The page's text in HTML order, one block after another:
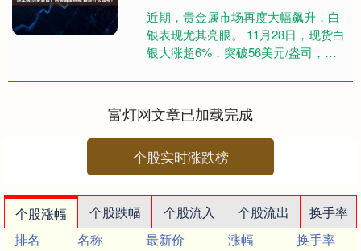
近期，贵金属市场再度大幅飙升，白
银表现尤其亮眼。 11月28日，现货白
银大涨超6%，突破56美元/盎司，创
劲，大涨超5%，突破13....
富灯网文章已加载完成
个股实时涨跌榜
个股涨幅 个股跌幅 个股流入 个股流出
换手率
排名
名称 最新价 涨幅
换手率